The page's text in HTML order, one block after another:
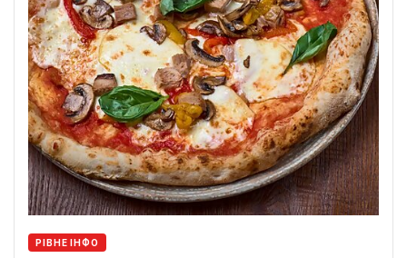
РІВНЕ ІНФО